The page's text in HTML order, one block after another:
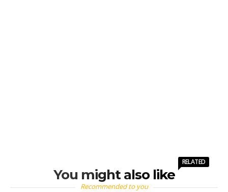
You might also like
RELATED
Recommended to you